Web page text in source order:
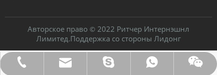
Авторское право © 2022 Ритчер Интернэшнл
Лимитед.Поддержка со стороны Лидонг
Тел:0086 13808637315
Электронная почта:james@hkritscher.com
Скайп:whzggm
WhatsApp:+86 13808637315
Вичат: weiyu287